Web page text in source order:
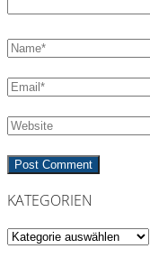
KATEGORIEN
Kategorien